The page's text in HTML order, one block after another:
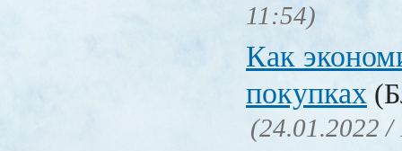
11:54)
Как
покупках
(24.01.2022 /